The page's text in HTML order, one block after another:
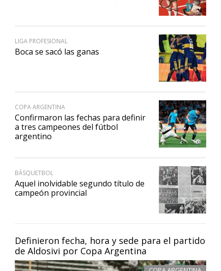
Definieron fecha, hora y sede para el partido
de Aldosivi por Copa Argentina
LIGA PROFESIONAL
Boca se sacó las ganas
COPA ARGENTINA
Confirmaron las fechas para definir
a tres campeones del fútbol
argentino
BÁSQUETBOL
Aquel inolvidable segundo título de
campeón provincial